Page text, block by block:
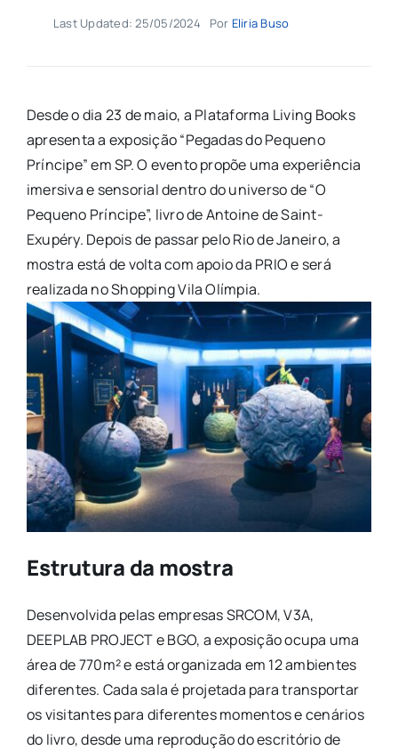
Last Updated: 25/05/2024 Por Eliria Buso
Desde o dia 23 de maio, a Plataforma Living Books
apresenta a exposição “Pegadas do Pequeno
Príncipe” em SP. O evento propõe uma experiência
imersiva e sensorial dentro do universo de “O
Pequeno Príncipe”, livro de Antoine de Saint-
Exupéry. Depois de passar pelo Rio de Janeiro, a
mostra está de volta com apoio da PRIO e será
realizada no Shopping Vila Olímpia.
Estrutura da mostra
Desenvolvida pelas empresas SRCOM, V3A,
DEEPLAB PROJECT e BGO, a exposição ocupa uma
área de 770m² e está organizada em 12 ambientes
diferentes. Cada sala é projetada para transportar
os visitantes para diferentes momentos e cenários
do livro, desde uma reprodução do escritório de